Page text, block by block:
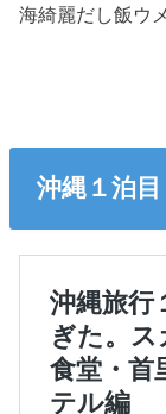
海綺麗だし飯ウ
沖縄１泊目